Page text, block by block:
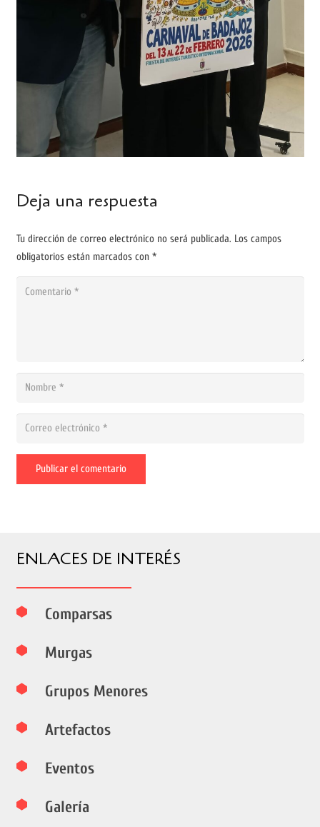
Deja una respuesta
Tu dirección de correo electrónico no será publicada. Los campos
obligatorios están marcados con *
Publicar el comentario
ENLACES DE INTERÉS
Comparsas
Murgas
Grupos Menores
Artefactos
Eventos
Galería